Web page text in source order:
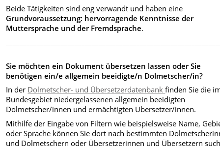
Beide Tätigkeiten sind eng verwandt und haben eine
Grundvoraussetzung: hervorragende Kenntnisse der
Muttersprache und der Fremdsprache.
Sie möchten ein Dokument übersetzen lassen oder Sie
benötigen ein/e allgemein beeidigte/n Dolmetscher/in?
In der Dolmetscher- und Übersetzerdatenbankfinden Sie die
Bundesgebiet niedergelassenen allgemein beeidigten
Dolmetscher/innen und ermächtigten Übersetzer/innen.
Mithilfe der Eingabe von Filtern wie beispielsweise Name,
oder Sprache können Sie dort nach bestimmten
und Dolmetschern oder Übersetzerinnen und Übersetzern